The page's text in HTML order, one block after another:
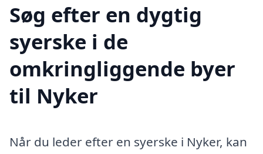
Søg efter en dygtig
syerske i de
omkringliggende byer
til Nyker
Når du leder efter en syerske i Nyker, kan